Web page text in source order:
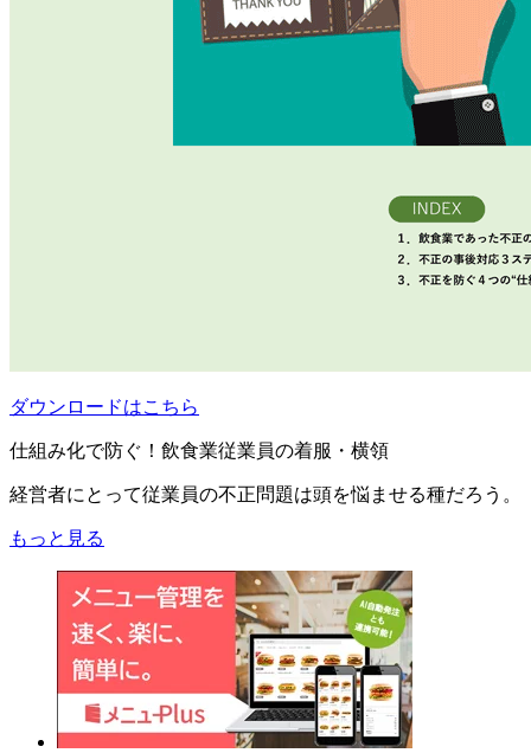
ダウンロードはこちら
仕組み化で防ぐ！飲食業従業員の着服・横領
経営者にとって従業員の不正問題は頭を悩ませる種だろう。
もっと見る